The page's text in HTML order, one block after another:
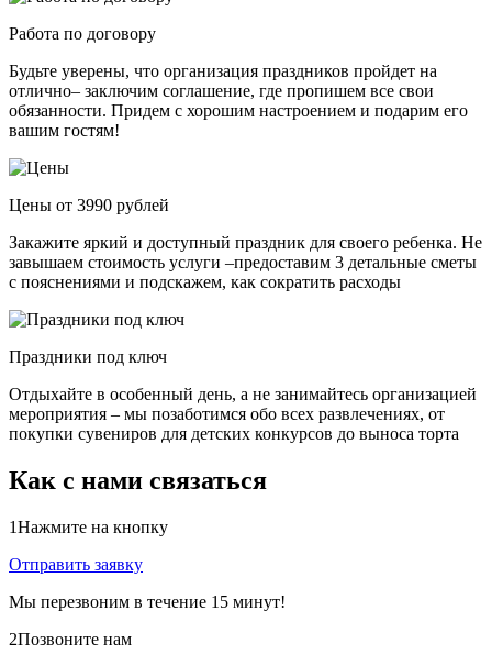
Работа по договору
Будьте уверены, что организация праздников пройдет на
отлично– заключим соглашение, где пропишем все свои
обязанности. Придем с хорошим настроением и подарим его
вашим гостям!
Цены от 3990 рублей
Закажите яркий и доступный праздник для своего ребенка. Не
завышаем стоимость услуги –предоставим 3 детальные сметы
с пояснениями и подскажем, как сократить расходы
Праздники под ключ
Отдыхайте в особенный день, а не занимайтесь организацией
мероприятия – мы позаботимся обо всех развлечениях, от
покупки сувениров для детских конкурсов до выноса торта
Как с нами связаться
1Нажмите на кнопку
Отправить заявку
Мы перезвоним в течение 15 минут!
2Позвоните нам